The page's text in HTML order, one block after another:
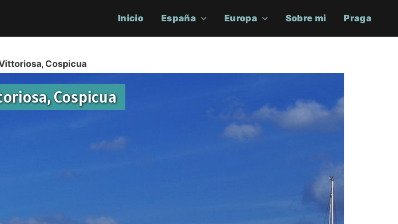
Inicio España Europa Sobre mi Praga
Cospicua
Cospicua